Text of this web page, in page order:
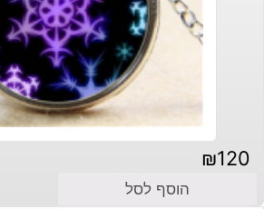
₪120
הוסף לסל